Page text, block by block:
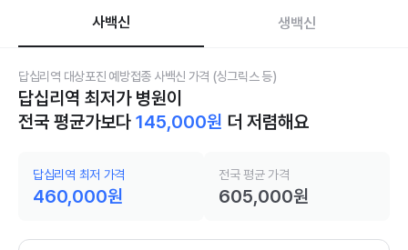
사백신 생백신
답십리역 대상포진 예방접종 사백신 가격 (싱그릭스 등)
답십리역 최저가 병원이
전국 평균가보다 145,000원 더 저렴해요
답십리역 최저 가격
460,000원
전국 평균 가격
605,000원